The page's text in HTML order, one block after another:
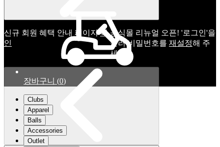
신규 회원 혜택 안내 페이지확
인
공식몰 리뉴얼 오픈! '로그인'을
눌러 비밀번호를 재설정해 주
세요.
장바구니 (0)
Clubs
Apparel
Balls
Accessories
Outlet